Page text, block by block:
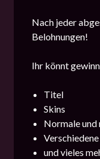
Nach jeder
Belohnungen!
Ihr könnt
Titel
Skins
Normale und
und vieles